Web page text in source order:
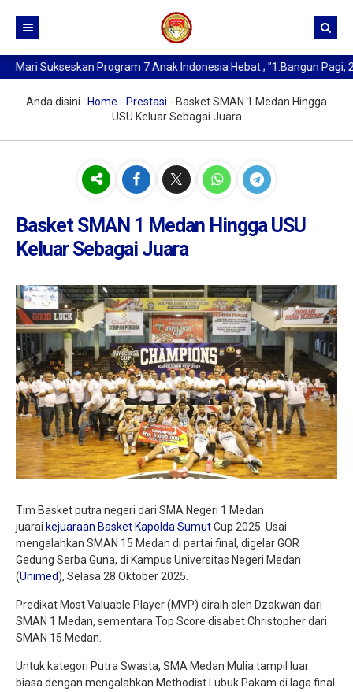
Beranda
Kurikulum
Kata Sambutan Kepala Sekolah
Profil Sekolah
Profil Kepala Sekolah
Berita
Sukseskan Program 7 Anak Indonesia Hebat ; "1.Bangun Pagi, 2.
Anda disini : Home - Prestasi - Basket SMAN 1 Medan Hingga
USU Keluar Sebagai Juara
Basket SMAN 1 Medan Hingga USU
Keluar Sebagai Juara
Tim Basket putra negeri dari SMA Negeri 1 Medan
juarai kejuaraan Basket Kapolda SumutCup 2025. Usai
mengalahkan SMAN 15 Medan di partai final, digelar GOR
Gedung Serba Guna, di Kampus Universitas Negeri Medan
(Unimed), Selasa 28 Oktober 2025.
Predikat Most Valuable Player (MVP) diraih oleh Dzakwan dari
SMAN 1 Medan, sementara Top Score disabet Christopher dari
SMAN 15 Medan.
Untuk kategori Putra Swasta, SMA Medan Mulia tampil luar
biasa dengan mengalahkan Methodist Lubuk Pakam di laga final.